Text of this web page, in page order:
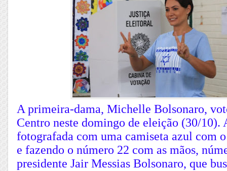
A primeira-dama, Michelle Bolsonaro,
Centro neste domingo de eleição (30/10).
fotografada com uma camiseta azul com
e fazendo o número 22 com as mãos,
presidente Jair Messias Bolsonaro, que